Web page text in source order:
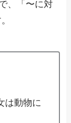
、「〜に対
は動物に